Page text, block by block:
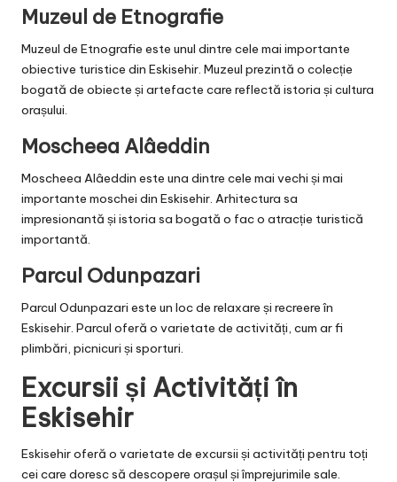
Muzeul de Etnografie
Muzeul de Etnografie este unul dintre cele mai importante
obiective turistice din Eskisehir. Muzeul prezintă o colecție
bogată de obiecte și artefacte care reflectă istoria și cultura
orașului.
Moscheea Alâeddin
Moscheea Alâeddin este una dintre cele mai vechi și mai
importante moschei din Eskisehir. Arhitectura sa
impresionantă și istoria sa bogată o fac o atracție turistică
importantă.
Parcul Odunpazari
Parcul Odunpazari este un loc de relaxare și recreere în
Eskisehir. Parcul oferă o varietate de activități, cum ar fi
plimbări, picnicuri și sporturi.
Excursii și Activități în
Eskisehir
Eskisehir oferă o varietate de excursii și activități pentru toți
cei care doresc să descopere orașul și împrejurimile sale.